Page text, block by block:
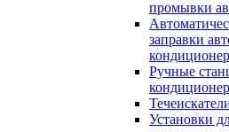
промывки
заправки
Ручные
Установки